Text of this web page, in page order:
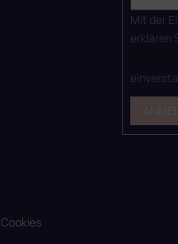
Mit der
erklären
Cookies